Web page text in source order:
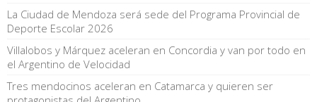
La Ciudad de Mendoza será sede del Programa Provincial de
Deporte Escolar 2026
Villalobos y Márquez aceleran en Concordia y van por todo en
el Argentino de Velocidad
Tres mendocinos aceleran en Catamarca y quieren ser